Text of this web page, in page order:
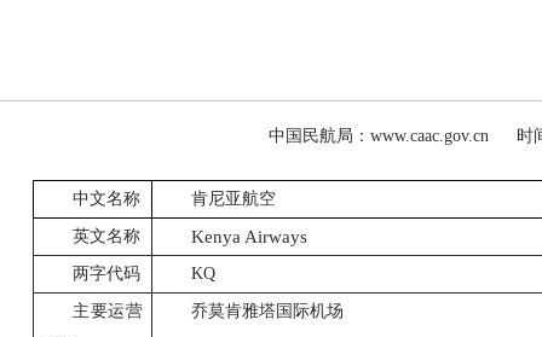
中国民航局：www.caac.gov.cn 时
中文名称 肯尼亚航空
英文名称 Kenya Airways
两字代码 KQ
主要运营
乔莫肯雅塔国际机场